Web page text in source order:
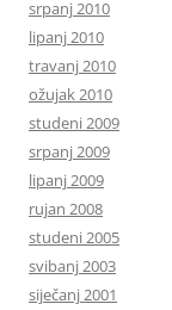
srpanj 2010
lipanj 2010
travanj 2010
ožujak 2010
studeni 2009
srpanj 2009
lipanj 2009
rujan 2008
studeni 2005
svibanj 2003
siječanj 2001